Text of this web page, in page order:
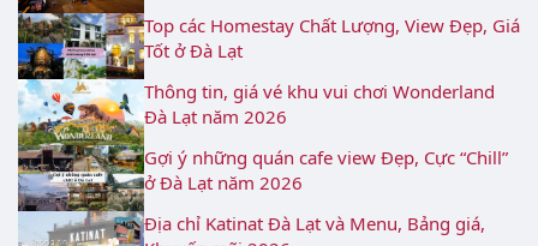
Top các Homestay Chất Lượng, View Đẹp, Giá
Tốt ở Đà Lạt
Thông tin, giá vé khu vui chơi Wonderland
Đà Lạt năm 2026
Gợi ý những quán cafe view Đẹp, Cực “Chill”
ở Đà Lạt năm 2026
Địa chỉ Katinat Đà Lạt và Menu, Bảng giá,